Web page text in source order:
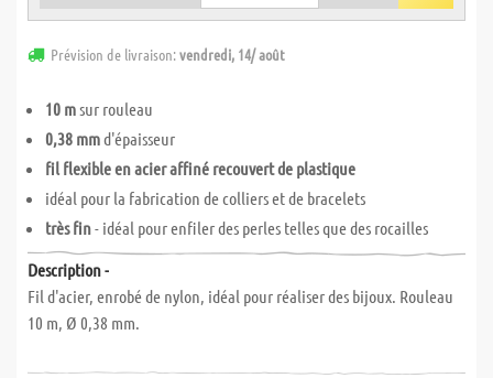
Prévision de livraison:vendredi, 14/ août
10 msur rouleau
0,38 mmd'épaisseur
fil flexible en acier affiné recouvert de plastique
idéal pour la fabrication de colliers et de bracelets
très fin- idéal pour enfiler des perles telles que des rocailles
Description -
Fil d'acier, enrobé de nylon, idéal pour réaliser des bijoux. Rouleau
10 m, Ø 0,38 mm.